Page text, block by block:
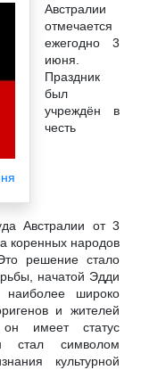
Австралии
отмечается
ежегодно 3
июня.
Праздник
был
учреждён в
честь
Австралии от 3
коренных народов
решение стало
начатой Эдди
широко
и жителей
имеет статус
стал символом
культурной